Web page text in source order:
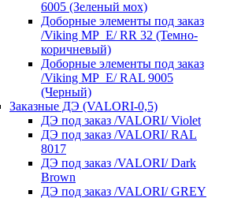
6005 (Зеленый мох)
Доборные элементы под заказ
/Viking MP_E/ RR 32 (Темно-
коричневый)
Доборные элементы под заказ
/Viking MP_E/ RAL 9005
(Черный)
Заказные ДЭ (VALORI-0,5)
ДЭ под заказ /VALORI/ Violet
ДЭ под заказ /VALORI/ RAL
8017
ДЭ под заказ /VALORI/ Dark
Brown
ДЭ под заказ /VALORI/ GREY